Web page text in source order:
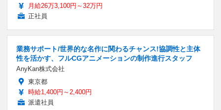
月給26万3,100円～32万円
正社員
業務サポート/世界的な名作に関わるチャンス!協調性と主体
性を活かす、フルCGアニメーションの制作進行スタッフ
AnyKan株式会社
東京都
時給1,400円～2,400円
派遣社員